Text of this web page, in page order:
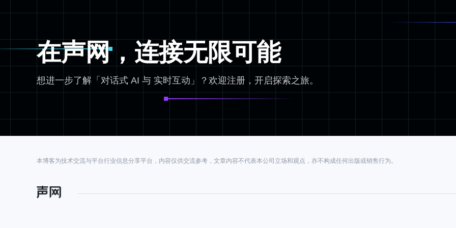
在声网，连接无限可能
想进一步了解「对话式 AI 与 实时互动」？欢迎注册，开启探索之旅。
本博客为技术交流与平台行业信息分享平台，内容仅供交流参考，文章内容不代表本公司立场和观点，亦不构成任何出版或销售行为。